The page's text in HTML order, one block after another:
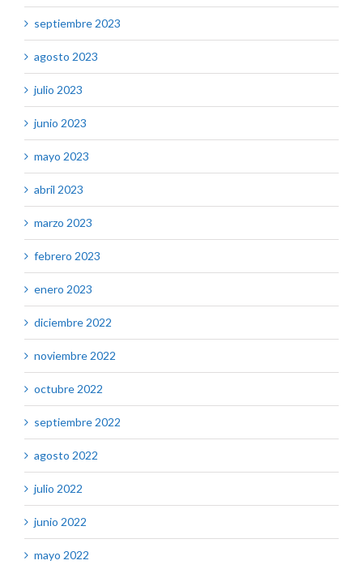
septiembre 2023
agosto 2023
julio 2023
junio 2023
mayo 2023
abril 2023
marzo 2023
febrero 2023
enero 2023
diciembre 2022
noviembre 2022
octubre 2022
septiembre 2022
agosto 2022
julio 2022
junio 2022
mayo 2022